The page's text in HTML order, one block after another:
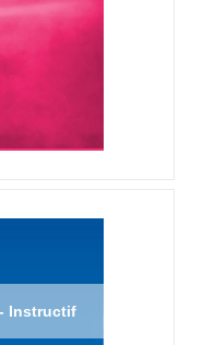
Instructif